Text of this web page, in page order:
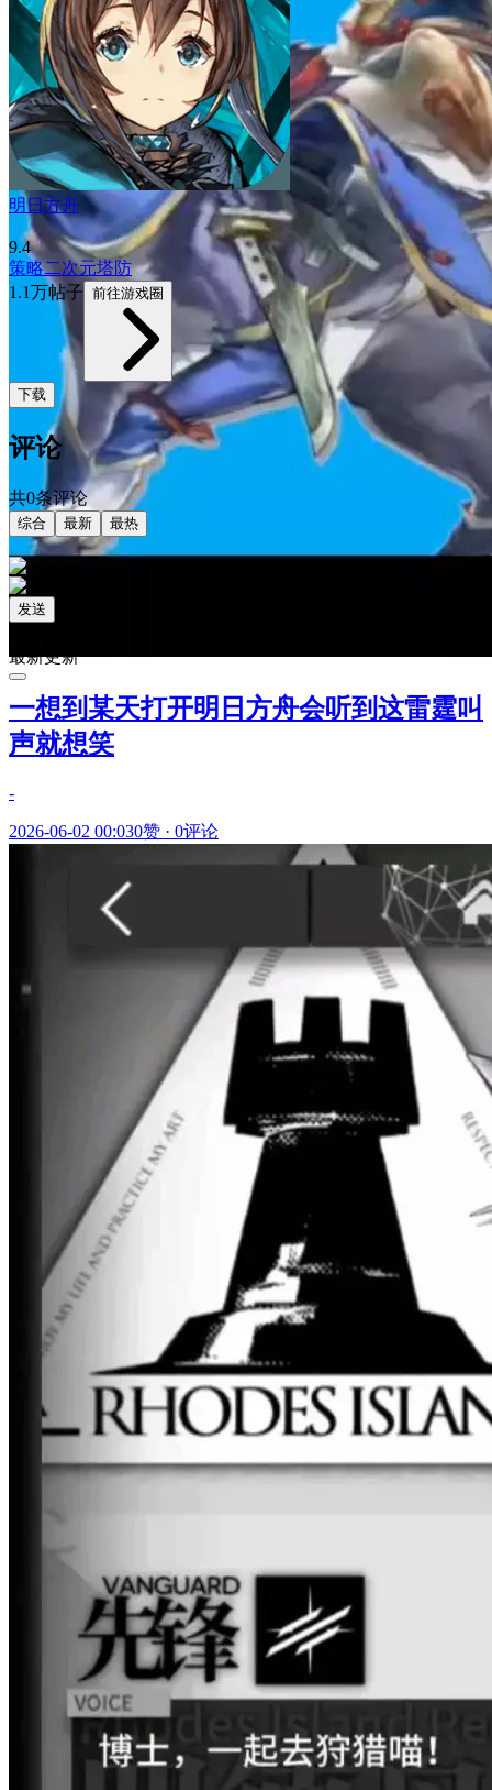
明日方舟
9.4
策略二次元塔防
1.1万帖子 前往游戏圈
下载
评论
共0条评论
综合 最新 最热
发送
最新更新
一想到某天打开明日方舟会听到这雷霆叫
声就想笑
-
2026-06-02 00:030赞 · 0评论